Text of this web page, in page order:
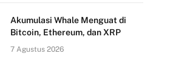
Akumulasi Whale Menguat di
Bitcoin, Ethereum, dan XRP
7 Agustus 2026